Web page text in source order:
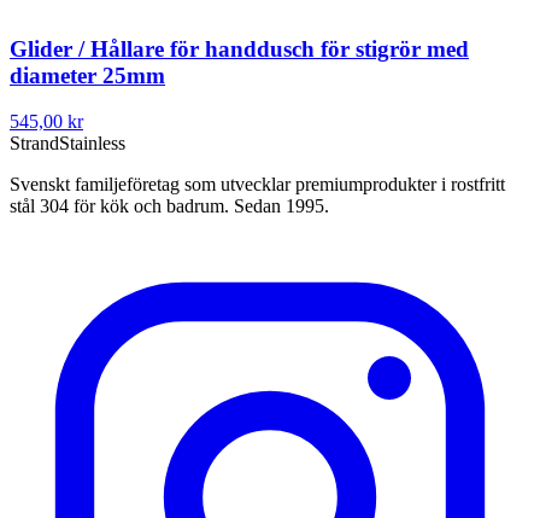
Glider / Hållare för handdusch för stigrör med
diameter 25mm
545,00 kr
StrandStainless
Svenskt familjeföretag som utvecklar premiumprodukter i rostfritt
stål 304 för kök och badrum. Sedan 1995.